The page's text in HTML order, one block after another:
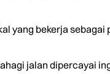
yang bekerja
jalan dipercayai